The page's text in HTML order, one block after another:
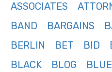
ASSOCIATES
BAND
BARGAINS
BERLIN
BET BID
BLACK
BLOG BLUE